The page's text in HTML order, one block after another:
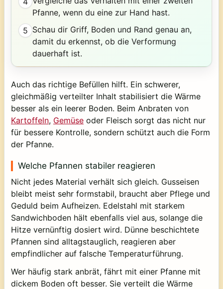
Pfanne, wenn du eine zur Hand hast.
5 Schau dir Griff, Boden und Rand genau an,
damit du erkennst, ob die Verformung
dauerhaft ist.
Auch das richtige Befüllen hilft. Ein schwerer,
gleichmäßig verteilter Inhalt stabilisiert die Wärme
besser als ein leerer Boden. Beim Anbraten von
Kartoffeln, Gemüse oder Fleisch sorgt das nicht nur
für bessere Kontrolle, sondern schützt auch die Form
der Pfanne.
Welche Pfannen stabiler reagieren
Nicht jedes Material verhält sich gleich. Gusseisen
bleibt meist sehr formstabil, braucht aber Pflege und
Geduld beim Aufheizen. Edelstahl mit starkem
Sandwichboden hält ebenfalls viel aus, solange die
Hitze vernünftig dosiert wird. Dünne beschichtete
Pfannen sind alltagstauglich, reagieren aber
empfindlicher auf falsche Temperaturführung.
Wer häufig stark anbrät, fährt mit einer Pfanne mit
dickem Boden oft besser. Sie verteilt die Wärme